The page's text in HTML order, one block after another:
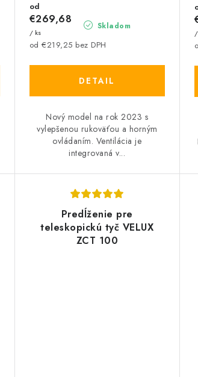
Skladom
od €219,25 bez DPH
od
€269,68
/ ks
DETAIL
Nový model na rok 2023 s
vylepšenou rukoväťou a horným
ovládaním. Ventilácia je
integrovaná v...
Predĺženie pre
teleskopickú tyč VELUX
ZCT 100